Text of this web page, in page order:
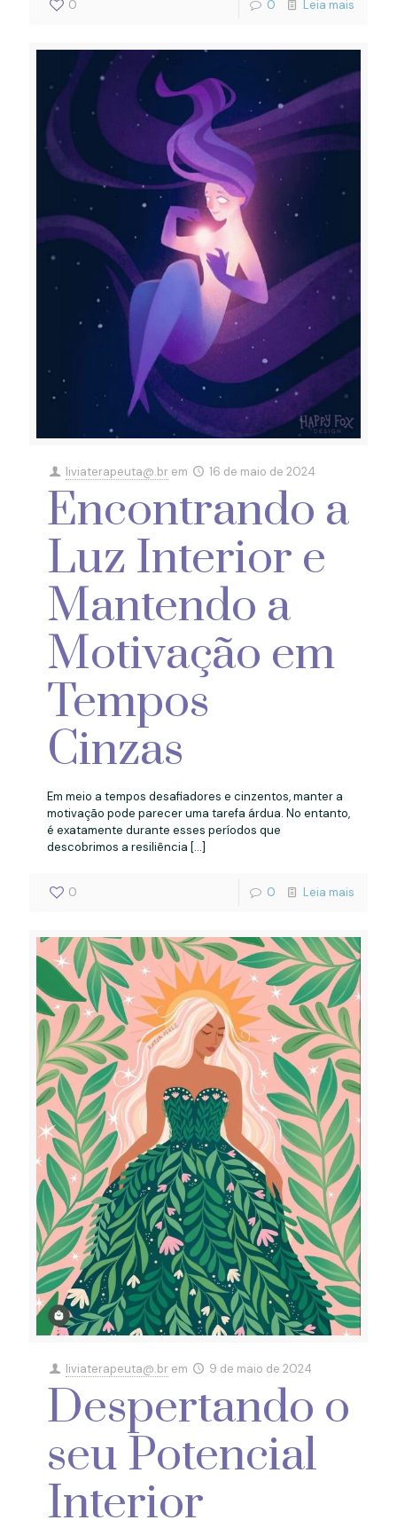
0 0 Leia mais
liviaterapeuta@.br em 16 de maio de 2024
Encontrando a
Luz Interior e
Mantendo a
Motivação em
Tempos
Cinzas
Em meio a tempos desafiadores e cinzentos, manter a
motivação pode parecer uma tarefa árdua. No entanto,
é exatamente durante esses períodos que
descobrimos a resiliência […]
0 0 Leia mais
liviaterapeuta@.br em 9 de maio de 2024
Despertando o
seu Potencial
Interior